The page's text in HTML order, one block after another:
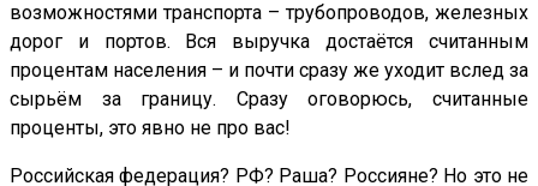
возможностями транспорта – трубопроводов, железных
дорог и портов. Вся выручка достаётся считанным
процентам населения – и почти сразу же уходит вслед за
сырьём за границу. Сразу оговорюсь, считанные
проценты, это явно не про вас!
Российская федерация? РФ? Раша? Россияне? Но это не